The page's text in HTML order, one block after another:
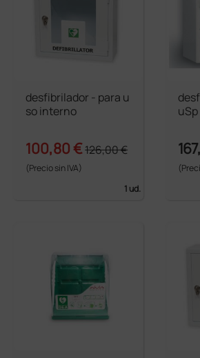
desfibrilador - para u
so interno
100,80 €126,00 €
(Precio sin IVA)
1 ud.